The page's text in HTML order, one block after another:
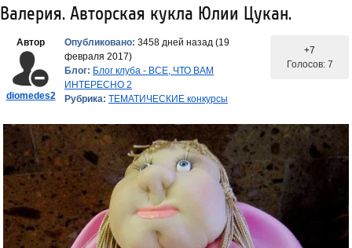
Валерия. Авторская кукла Юлии Цукан.
Автор
diomedes2
Опубликовано: 3458 дней назад (19
февраля 2017)
Блог: Блог клуба - ВСЕ, ЧТО ВАМ
ИНТЕРЕСНО 2
Рубрика: ТЕМАТИЧЕСКИЕ конкурсы
+7
Голосов: 7